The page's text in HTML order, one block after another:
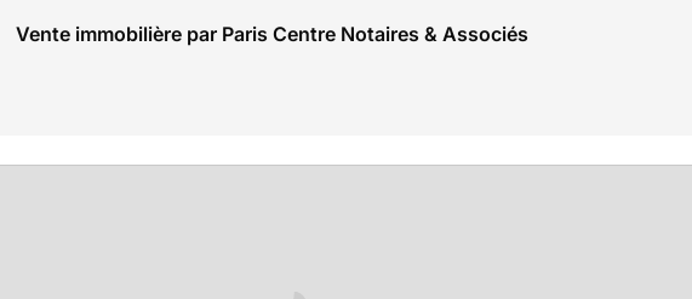
Vente immobilière par Paris Centre Notaires & Associés